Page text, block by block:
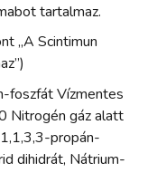
tartalmaz.
„A Scintimun
foszfát Vízmentes
Nitrogén gáz alatt
propán-
dihidrát, Nátrium-